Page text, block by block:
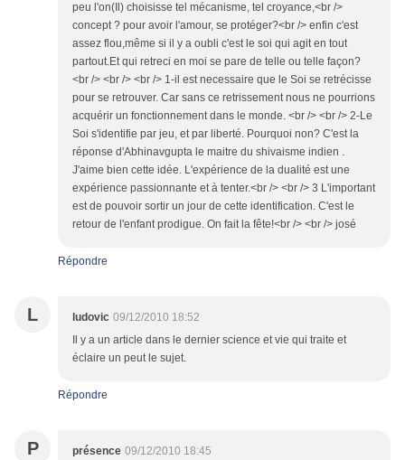
peu l'on(Il) choisisse tel mécanisme, tel croyance,<br />
concept ? pour avoir l'amour, se protéger?<br /> enfin c'est
assez flou,même si il y a oubli c'est le soi qui agit en tout
partout.Et qui retreci en moi se pare de telle ou telle façon?
<br /> <br /> <br /> 1-il est necessaire que le Soi se retrécisse
pour se retrouver. Car sans ce retrissement nous ne pourrions
acquérir un fonctionnement dans le monde. <br /> <br /> 2-Le
Soi s'identifie par jeu, et par liberté. Pourquoi non? C'est la
réponse d'Abhinavgupta le maitre du shivaisme indien .
J'aime bien cette idée. L'expérience de la dualité est une
expérience passionnante et à tenter.<br /> <br /> 3 L'important
est de pouvoir sortir un jour de cette identification. C'est le
retour de l'enfant prodigue. On fait la fête!<br /> <br /> josé
Répondre
L ludovic 09/12/2010 18:52
Il y a un article dans le dernier science et vie qui traite et
éclaire un peut le sujet.
Répondre
P présence 09/12/2010 18:45